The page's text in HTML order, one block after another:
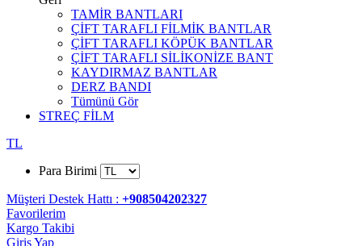
TAMİR BANTLARI
ÇİFT TARAFLI FİLMİK BANTLAR
ÇİFT TARAFLI KÖPÜK BANTLAR
ÇİFT TARAFLI SİLİKONİZE BANT
KAYDIRMAZ BANTLAR
DERZ BANDI
Tümünü Gör
STREÇ FİLM
TL
Para Birimi
Müşteri Destek Hattı : +908504202327
Favorilerim
Kargo Takibi
Giriş Yap